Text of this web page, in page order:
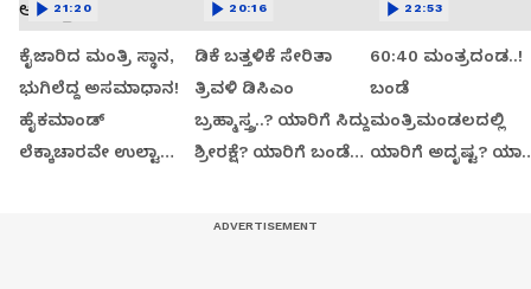
ಕೈಜಾರಿದ ಮಂತ್ರಿ ಸ್ಥಾನ,
ಭುಗಿಲೆದ್ದ ಅಸಮಾಧಾನ!
ಹೈಕಮಾಂಡ್
ಲೆಕ್ಕಾಚಾರವೇ ಉಲ್ಟಾ
21:20
ಡಿಕೆ ಬತ್ತಳಿಕೆ ಸೇರಿತಾ
ತ್ರಿವಳಿ ಡಿಸಿಎಂ
ಬ್ರಹ್ಮಾಸ್ತ್ರ..? ಯಾರಿಗೆ ಸಿದ್ದು
ಶ್ರೀರಕ್ಷೆ? ಯಾರಿಗೆ ಬಂಡೆ
20:16
60:40 ಮಂತ್ರದಂಡ..!
ಬಂಡೆ
ಮಂತ್ರಿಮಂಡಲದಲ್ಲಿ
ಯಾರಿಗೆ ಅದೃಷ್ಟ?
22:53